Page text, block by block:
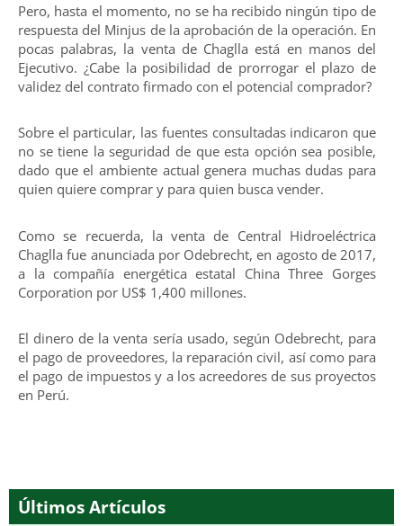
Pero, hasta el momento, no se ha recibido ningún tipo de
respuesta del Minjus de la aprobación de la operación. En
pocas palabras, la venta de Chaglla está en manos del
Ejecutivo. ¿Cabe la posibilidad de prorrogar el plazo de
validez del contrato firmado con el potencial comprador?
Sobre el particular, las fuentes consultadas indicaron que
no se tiene la seguridad de que esta opción sea posible,
dado que el ambiente actual genera muchas dudas para
quien quiere comprar y para quien busca vender.
Como se recuerda, la venta de Central Hidroeléctrica
Chaglla fue anunciada por Odebrecht, en agosto de 2017,
a la compañía energética estatal China Three Gorges
Corporation por US$ 1,400 millones.
El dinero de la venta sería usado, según Odebrecht, para
el pago de proveedores, la reparación civil, así como para
el pago de impuestos y a los acreedores de sus proyectos
en Perú.
Últimos Artículos